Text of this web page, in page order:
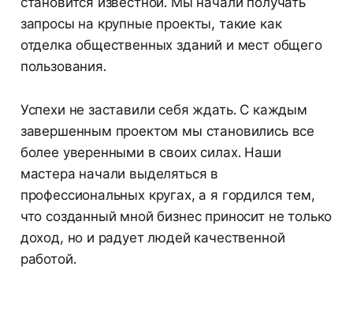
запросы на крупные проекты, такие как
отделка общественных зданий и мест общего
пользования.
Успехи не заставили себя ждать. С каждым
завершенным проектом мы становились все
более уверенными в своих силах. Наши
мастера начали выделяться в
профессиональных кругах, а я гордился тем,
что созданный мной бизнес приносит не только
доход, но и радует людей качественной
работой.